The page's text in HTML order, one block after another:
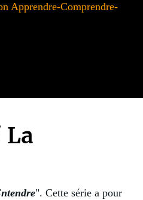
Apprendre-Comprendre-
". Cette série a pour